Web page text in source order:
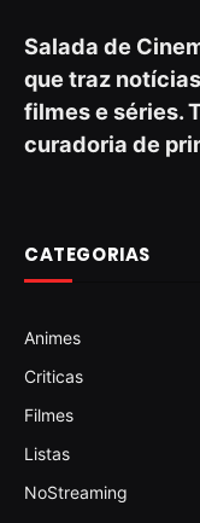
Salada de
que traz
filmes e séries.
curadoria de
CATEGORIAS
Animes
Criticas
Filmes
Listas
NoStreaming